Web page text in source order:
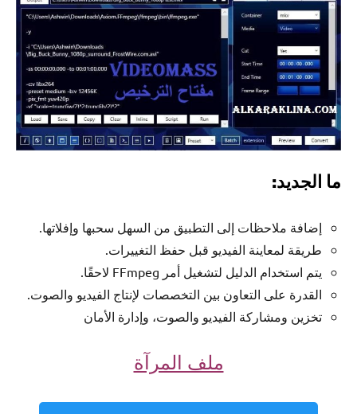
ما الجديد:
إضافة ملاحظات إلى التطبيق من السهل سحبها وإفلاتها.
طريقة لمعاينة الفيديو قبل حفظ التغييرات.
يتم استخدام الدليل لتشغيل أمر FFmpeg لاحقًا.
القدرة على التعاون بين التخصصات لإنتاج الفيديو والصوت.
تخزين ومشاركة الفيديو والصوت، وإدارة الأمان
ملف المرآة